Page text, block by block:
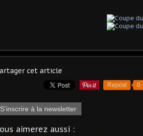
cet article
Repost 0
S'inscrire à la newsletter
aimerez aussi :